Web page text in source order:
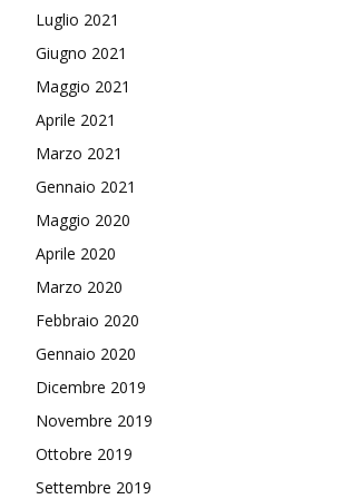
Luglio 2021
Giugno 2021
Maggio 2021
Aprile 2021
Marzo 2021
Gennaio 2021
Maggio 2020
Aprile 2020
Marzo 2020
Febbraio 2020
Gennaio 2020
Dicembre 2019
Novembre 2019
Ottobre 2019
Settembre 2019